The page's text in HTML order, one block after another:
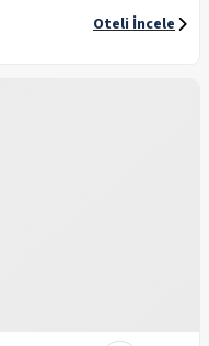
Oteli İncele